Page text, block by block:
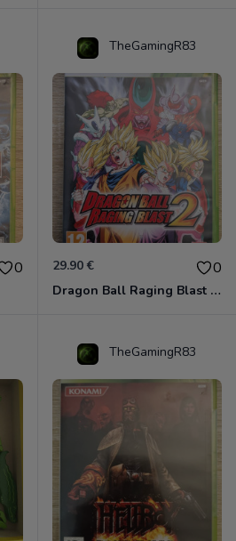
0
TheGamingR83
29.90 € 0
Dragon Ball Raging Blast 2 Xbox 360
TheGamingR83